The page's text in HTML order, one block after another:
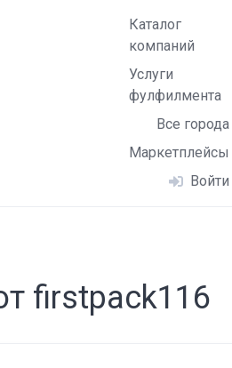
Каталог
компаний
Услуги
фулфилмента
Все города
Маркетплейсы
Войти
firstpack116